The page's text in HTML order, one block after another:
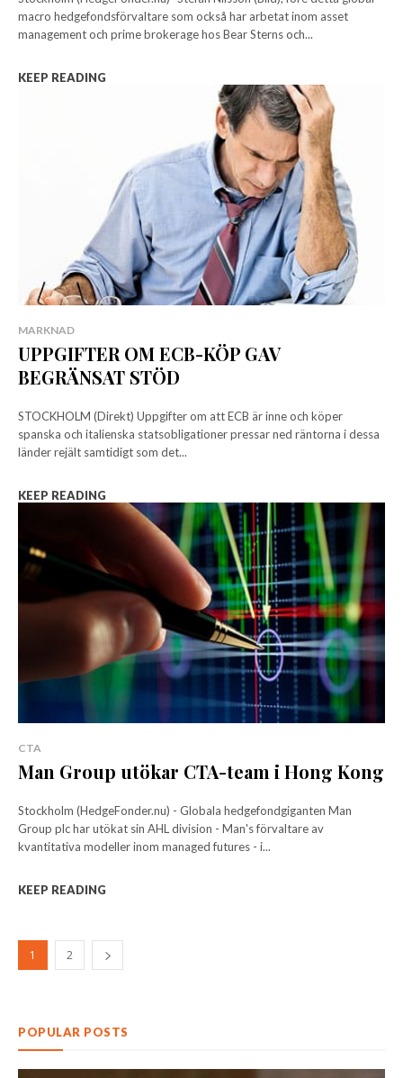
macro hedgefondsförvaltare som också har arbetat inom asset
management och prime brokerage hos Bear Sterns och...
KEEP READING
MARKNAD
UPPGIFTER OM ECB-KÖP GAV
BEGRÄNSAT STÖD
STOCKHOLM (Direkt) Uppgifter om att ECB är inne och köper
spanska och italienska statsobligationer pressar ned räntorna i dessa
länder rejält samtidigt som det...
KEEP READING
CTA
Man Group utökar CTA-team i Hong Kong
Stockholm (HedgeFonder.nu) - Globala hedgefondgiganten Man
Group plc har utökat sin AHL division - Man's förvaltare av
kvantitativa modeller inom managed futures - i...
KEEP READING
1 2
POPULAR POSTS